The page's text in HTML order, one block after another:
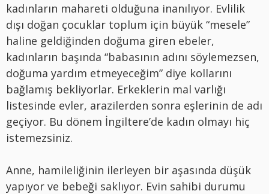
kadınların mahareti olduğuna inanılıyor. Evlilik
dışı doğan çocuklar toplum için büyük “mesele”
haline geldiğinden doğuma giren ebeler,
kadınların başında “babasının adını söylemezsen,
doğuma yardım etmeyeceğim” diye kollarını
bağlamış bekliyorlar. Erkeklerin mal varlığı
listesinde evler, arazilerden sonra eşlerinin de adı
geçiyor. Bu dönem İngiltere’de kadın olmayı hiç
istemezsiniz.
Anne, hamileliğinin ilerleyen bir aşasında düşük
yapıyor ve bebeği saklıyor. Evin sahibi durumu